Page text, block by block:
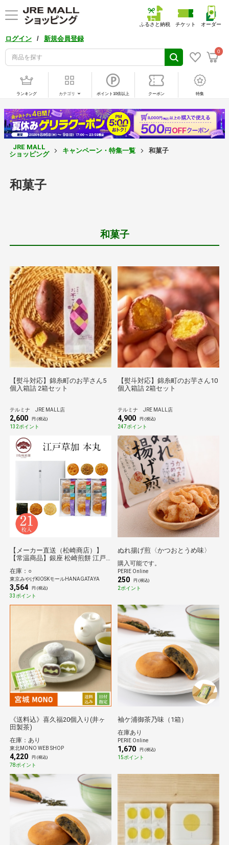
ログイン / 新規会員登録
0
ふるさと納税 チケット オーダー
ランキング カテゴリ ポイント10倍以上 クーポン 特集
JRE MALL
ショッピング
キャンペーン・特集一覧 和菓子
和菓子
和菓子
【熨斗対応】錦糸町のお芋さん5
個入箱詰 2箱セット
テルミナ JRE MALL店
2,600 円 (税込)
132ポイント
【熨斗対応】錦糸町のお芋さん10
個入箱詰 2箱セット
テルミナ JRE MALL店
4,900 円 (税込)
247ポイント
【メーカー直送（松崎商店）】
【常温商品】銀座 松崎煎餅 江戸
在庫：○
東京みやげKIOSKモールHANAGATAYA
3,564 円 (税込)
33ポイント
ぬれ揚げ煎〈かつおとうめ味〉
購入可能です。
PERIE Online
250 円 (税込)
2ポイント
《送料込》喜久福20個入り(井ヶ
田製茶)
在庫：あり
東北MONO WEB SHOP
4,220 円 (税込)
78ポイント
袖ケ浦御茶乃味（1箱）
在庫あり
PERIE Online
1,670 円 (税込)
15ポイント